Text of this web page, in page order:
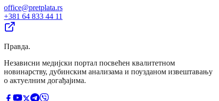
office@pretplata.rs
+381 64 833 44 11
Правда.
Независни медијски портал посвећен квалитетном
новинарству, дубинским анализама и поузданом извештавању
о актуелним догађајима.